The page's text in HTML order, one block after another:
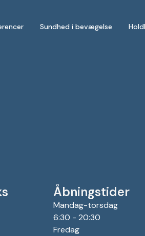
Sundhed i bevægelse
Åbningstider
Mandag-torsdag
6:30 - 20:30
Fredag